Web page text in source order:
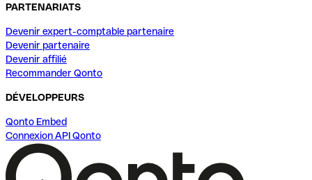
PARTENARIATS
Devenir expert-comptable partenaire
Devenir partenaire
Devenir affilié
Recommander Qonto
DÉVELOPPEURS
Qonto Embed
Connexion API Qonto